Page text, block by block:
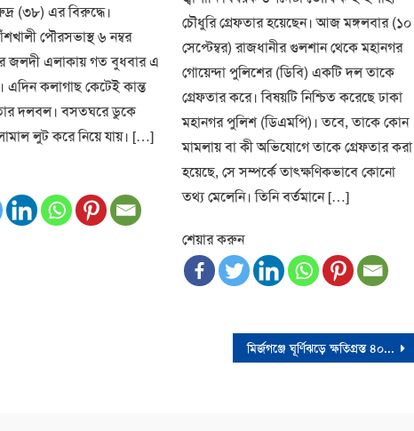
(৩৮) এর বিরুদ্ধে।
পৌরসভাস্থ ৬ নম্বর
জলদী এলাকায় গত বুধবার এ
এদিন কলাগাছ কেটেই কান্ত
দলবল। বসতঘরে ডুকে
লুট করে নিয়ে যায়। […]
চৌধুরি গ্রেফতার হয়েছেন। আজ মঙ্গলবার (১০
সেপ্টেম্বর) রাজধানীর গুলশান থেকে মহানগর
গোয়েন্দা পুলিশের (ডিবি) একটি দল তাকে
গ্রেফতার করে। বিষয়টি নিশ্চিত করেছে ঢাকা
মহানগর পুলিশ (ডিএমপি)। তবে, তাকে কোন
মামলায় বা কী অভিযোগে তাকে গ্রেফতার করা
হয়েছে, সে সম্পর্কে তাৎক্ষণিকভাবে কোনো
তথ্য মেলেনি। তিনি বর্তমানে […]
শেয়ার করুন
মির্জগঞ্জে ঘূর্ণিঝড়ে ক্ষতিগ্রস্ত ৪০০ পরিবারের মাঝে খাদ্য সহায়তা প্রদান